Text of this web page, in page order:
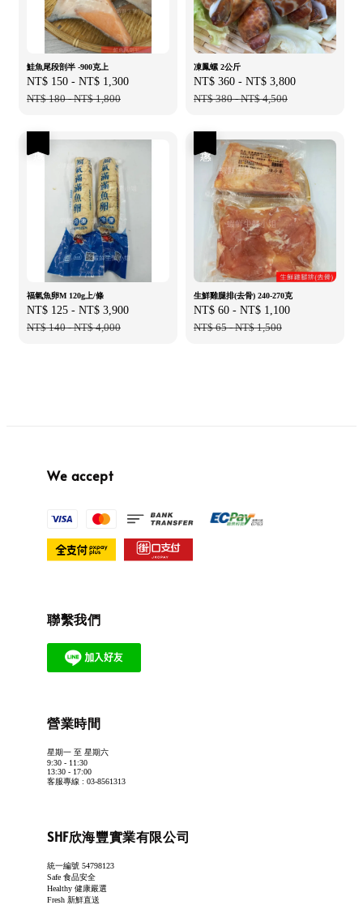
鮭魚尾段剖半 -900克上
Sale
price
NT$ 150 - NT$ 1,300
NT$ 180-NT$ 1,800
凍鳳螺 2公斤
Sale
price
NT$ 360 - NT$ 3,800
NT$ 380-NT$ 4,500
福氣魚卵M 120g上/條
Sale
price
NT$ 125 - NT$ 3,900
NT$ 140-NT$ 4,000
生鮮雞腿排(去骨) 240-270克
Sale
price
NT$ 60 - NT$ 1,100
NT$ 65-NT$ 1,500
We accept
聯繫我們
營業時間
星期一 至 星期六
9:30 - 11:30
13:30 - 17:00
客服專線 : 03-8561313
SHF欣海豐實業有限公司
統一編號 54798123
Safe 食品安全
Healthy 健康嚴選
Fresh 新鮮直送